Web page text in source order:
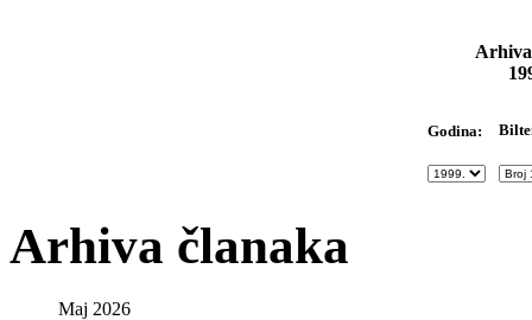
Godina:
Arhiva članaka
Maj 2026